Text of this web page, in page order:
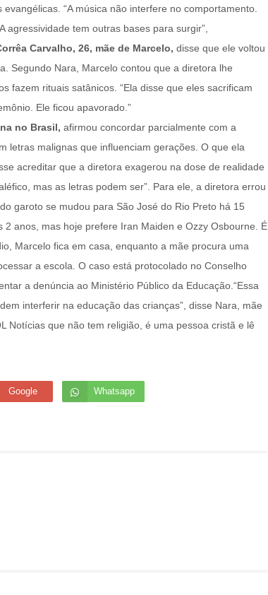
“A música não interfere no comportamento.
tem outras bases para surgir”,
Carvalho, 26, mãe de Marcelo, disse que ele voltou
Segundo Nara, Marcelo contou que a diretora lhe
fazem rituais satânicos. “Ela disse que eles sacrificam
Ele ficou apavorado.”
no Brasil, afirmou concordar parcialmente com a
letras malignas que influenciam gerações. O que ela
acreditar que a diretora exagerou na dose de realidade
mas as letras podem ser”. Para ele, a diretora errou
garoto se mudou para São José do Rio Preto há 15
anos, mas hoje prefere Iran Maiden e Ozzy Osbourne. É
Marcelo fica em casa, enquanto a mãe procura uma
a escola. O caso está protocolado no Conselho
a denúncia ao Ministério Público da Educação.“Essa
interferir na educação das crianças”, disse Nara, mãe
Notícias que não tem religião, é uma pessoa cristã e lê
Google Whatsapp